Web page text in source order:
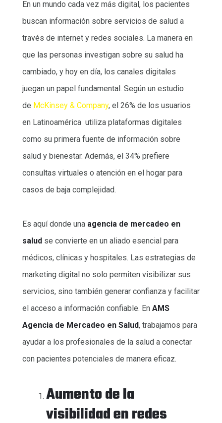
En un mundo cada vez más digital, los pacientes
buscan información sobre servicios de salud a
través de internet y redes sociales. La manera en
que las personas investigan sobre su salud ha
cambiado, y hoy en día, los canales digitales
juegan un papel fundamental. Según un estudio
de McKinsey & Company, el 26% de los usuarios
en Latinoamérica utiliza plataformas digitales
como su primera fuente de información sobre
salud y bienestar. Además, el 34% prefiere
consultas virtuales o atención en el hogar para
casos de baja complejidad.
Es aquí donde una agencia de mercadeo en
salud se convierte en un aliado esencial para
médicos, clínicas y hospitales. Las estrategias de
marketing digital no solo permiten visibilizar sus
servicios, sino también generar confianza y facilitar
el acceso a información confiable. En AMS
Agencia de Mercadeo en Salud, trabajamos para
ayudar a los profesionales de la salud a conectar
con pacientes potenciales de manera eficaz.
Aumento de la
visibilidad en redes